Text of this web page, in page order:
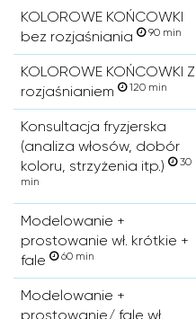
KOLOROWE KOŃCOWKI
bez rozjaśniania
90 min
KOLOROWE KOŃCOWKI Z
rozjaśnianiem
120 min
Konsultacja fryzjerska
(analiza włosów, dobór
koloru, strzyżenia itp.)
30
min
Modelowanie +
prostowanie wł. krótkie +
fale
60 min
Modelowanie +
prostowanie/ fale wł.